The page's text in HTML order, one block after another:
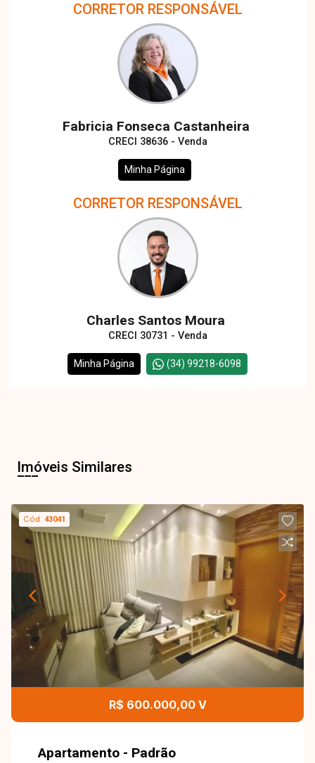
CORRETOR RESPONSÁVEL
Fabricia Fonseca Castanheira
CRECI 38636 - Venda
Minha Página
CORRETOR RESPONSÁVEL
Charles Santos Moura
CRECI 30731 - Venda
Minha Página (34) 99218-6098
Imóveis Similares
Cód.43041
R$ 600.000,00 V
Apartamento - Padrão